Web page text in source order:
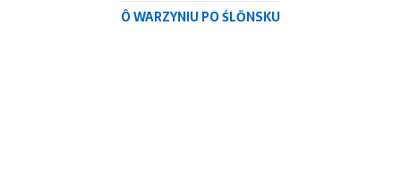
Ô WARZYNIU PO ŚLŌNSKU